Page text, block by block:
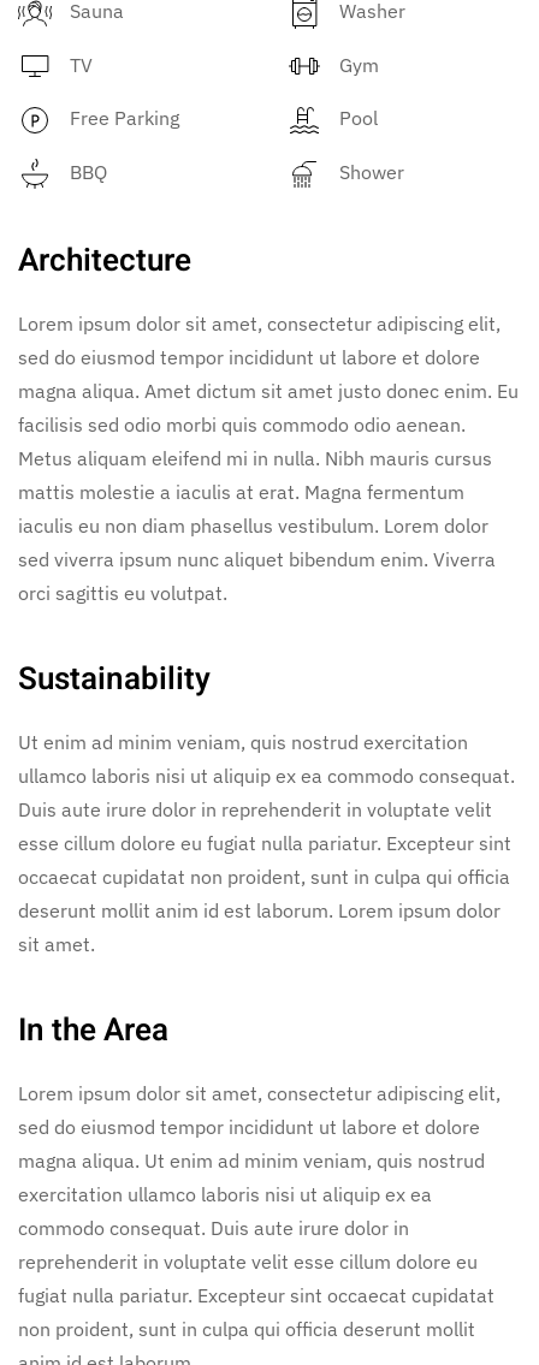
Sauna Washer
TV Gym
Free Parking Pool
BBQ Shower
Architecture
Lorem ipsum dolor sit amet, consectetur adipiscing elit,
sed do eiusmod tempor incididunt ut labore et dolore
magna aliqua. Amet dictum sit amet justo donec enim. Eu
facilisis sed odio morbi quis commodo odio aenean.
Metus aliquam eleifend mi in nulla. Nibh mauris cursus
mattis molestie a iaculis at erat. Magna fermentum
iaculis eu non diam phasellus vestibulum. Lorem dolor
sed viverra ipsum nunc aliquet bibendum enim. Viverra
orci sagittis eu volutpat.
Sustainability
Ut enim ad minim veniam, quis nostrud exercitation
ullamco laboris nisi ut aliquip ex ea commodo consequat.
Duis aute irure dolor in reprehenderit in voluptate velit
esse cillum dolore eu fugiat nulla pariatur. Excepteur sint
occaecat cupidatat non proident, sunt in culpa qui officia
deserunt mollit anim id est laborum. Lorem ipsum dolor
sit amet.
In the Area
Lorem ipsum dolor sit amet, consectetur adipiscing elit,
sed do eiusmod tempor incididunt ut labore et dolore
magna aliqua. Ut enim ad minim veniam, quis nostrud
exercitation ullamco laboris nisi ut aliquip ex ea
commodo consequat. Duis aute irure dolor in
reprehenderit in voluptate velit esse cillum dolore eu
fugiat nulla pariatur. Excepteur sint occaecat cupidatat
non proident, sunt in culpa qui officia deserunt mollit